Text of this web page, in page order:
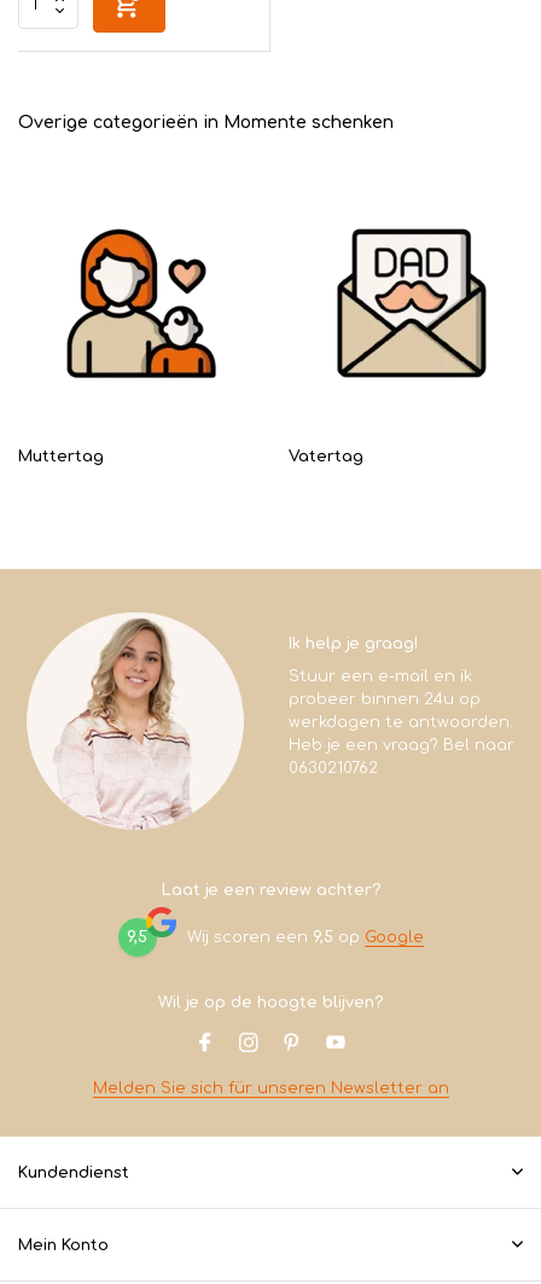
Overige categorieën in Momente schenken
Muttertag Vatertag
Ik help je graag!
Stuur een e-mail en ik
probeer binnen 24u op
werkdagen te antwoorden.
Heb je een vraag? Bel naar
0630210762
Laat je een review achter?
9,5 Wij scoren een 9,5 op Google
Wil je op de hoogte blijven?
Melden Sie sich für unseren Newsletter an
Kundendienst
Mein Konto